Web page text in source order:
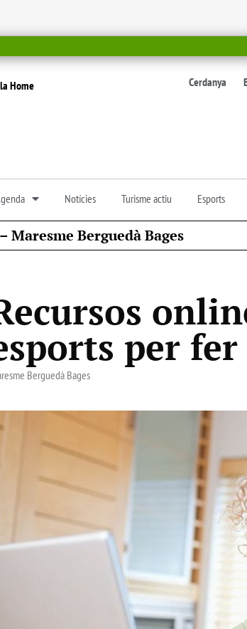
Home Cerdanya
Notícies Turisme actiu Esports
Maresme Berguedà Bages
per
Berguedà Bages